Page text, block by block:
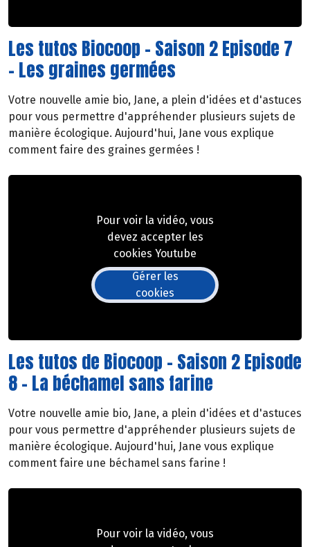
Les tutos Biocoop - Saison 2 Episode 7
- Les graines germées
Votre nouvelle amie bio, Jane, a plein d'idées et d'astuces
pour vous permettre d'appréhender plusieurs sujets de
manière écologique. Aujourd'hui, Jane vous explique
comment faire des graines germées !
Pour voir la vidéo, vous
devez accepter les
cookies Youtube
Gérer les
cookies
Les tutos de Biocoop - Saison 2 Episode
8 - La béchamel sans farine
Votre nouvelle amie bio, Jane, a plein d'idées et d'astuces
pour vous permettre d'appréhender plusieurs sujets de
manière écologique. Aujourd'hui, Jane vous explique
comment faire une béchamel sans farine !
Pour voir la vidéo, vous